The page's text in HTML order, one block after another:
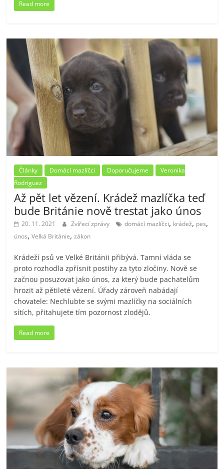
Read more
Články Domácí mazlíčci Doporučujeme
Veronika
Rodriguez
Až pět let vězení. Krádež mazlíčka teď
bude Británie nově trestat jako únos
20. 11. 2021 Zvířecí zprávy domácí mazlíčci, krádež, pes,
únos,Velká Británie,zákon
Krádeží psů ve Velké Británii přibývá. Tamní vláda se
proto rozhodla zpřísnit postihy za tyto zločiny. Nově se
začnou posuzovat jako únos, za který bude pachatelům
hrozit až pětileté vězení. Úřady zároveň nabádají
chovatele: Nechlubte se svými mazlíčky na sociálních
sítích, přitahujete tím pozornost zlodějů.
Read more